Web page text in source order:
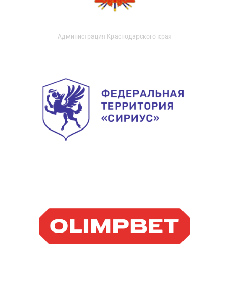
Администрация Краснодарского края